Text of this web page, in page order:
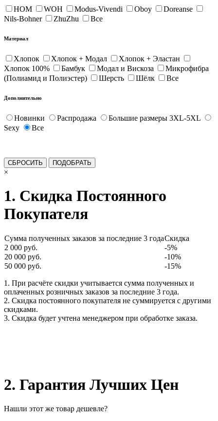
HOM WOH Modus-Vivendi Oboy
Doreanse
Nils-Bohner
ZhuZhu Все
Материал
Хлопок Хлопок + Модал
Хлопок + Эластан
Хлопок 100%
Бамбук Модал и Вискоза
Микрофибра
(Полиамид и Полиэстер)
Шерсть Шёлк Все
Дополнительно
Новинки Распродажа
Большие размеры 3XL-5XL
Sexy
Все
×
1. Скидка Постоянного
Покупателя
Сумма полученных заказов за последние 3 годаСкидка
2 000 руб.
-5%
20 000 руб.
-10%
50 000 руб.
-15%
1. При расчёте скидки учитывается сумма полученных и
оплаченных розничных заказов за последние 3 года.
2. Скидка постоянного покупателя не суммируется с другими
скидками.
3. Скидка будет учтена менеджером при обработке заказа.
2. Гарантия Лучших Цен
Нашли этот же товар дешевле?